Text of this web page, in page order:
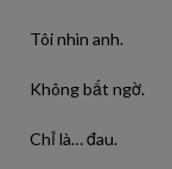
Tôi nhìn anh.
Không bất ngờ.
Chỉ là… đau.